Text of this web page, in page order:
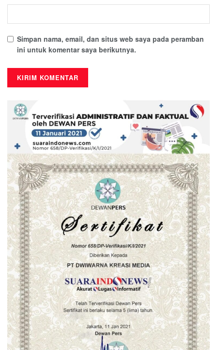
Simpan nama, email, dan situs web saya pada peramban
ini untuk komentar saya berikutnya.